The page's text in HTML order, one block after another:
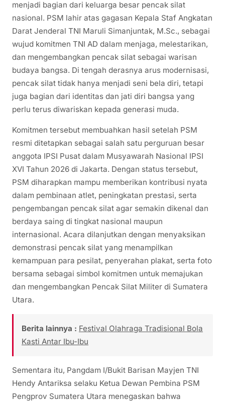
menjadi bagian dari keluarga besar pencak silat
nasional. PSM lahir atas gagasan Kepala Staf Angkatan
Darat Jenderal TNI Maruli Simanjuntak, M.Sc., sebagai
wujud komitmen TNI AD dalam menjaga, melestarikan,
dan mengembangkan pencak silat sebagai warisan
budaya bangsa. Di tengah derasnya arus modernisasi,
pencak silat tidak hanya menjadi seni bela diri, tetapi
juga bagian dari identitas dan jati diri bangsa yang
perlu terus diwariskan kepada generasi muda.
Komitmen tersebut membuahkan hasil setelah PSM
resmi ditetapkan sebagai salah satu perguruan besar
anggota IPSI Pusat dalam Musyawarah Nasional IPSI
XVI Tahun 2026 di Jakarta. Dengan status tersebut,
PSM diharapkan mampu memberikan kontribusi nyata
dalam pembinaan atlet, peningkatan prestasi, serta
pengembangan pencak silat agar semakin dikenal dan
berdaya saing di tingkat nasional maupun
internasional. Acara dilanjutkan dengan menyaksikan
demonstrasi pencak silat yang menampilkan
kemampuan para pesilat, penyerahan plakat, serta foto
bersama sebagai simbol komitmen untuk memajukan
dan mengembangkan Pencak Silat Militer di Sumatera
Utara.
Berita lainnya : Festival Olahraga Tradisional Bola
Kasti Antar Ibu-Ibu
Sementara itu, Pangdam I/Bukit Barisan Mayjen TNI
Hendy Antariksa selaku Ketua Dewan Pembina PSM
Pengprov Sumatera Utara menegaskan bahwa